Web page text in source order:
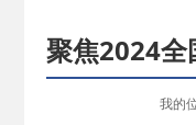
聚焦2024全
我的